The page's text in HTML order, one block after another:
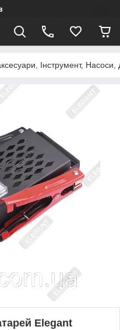
Інструмент, Насоси,
Elegant